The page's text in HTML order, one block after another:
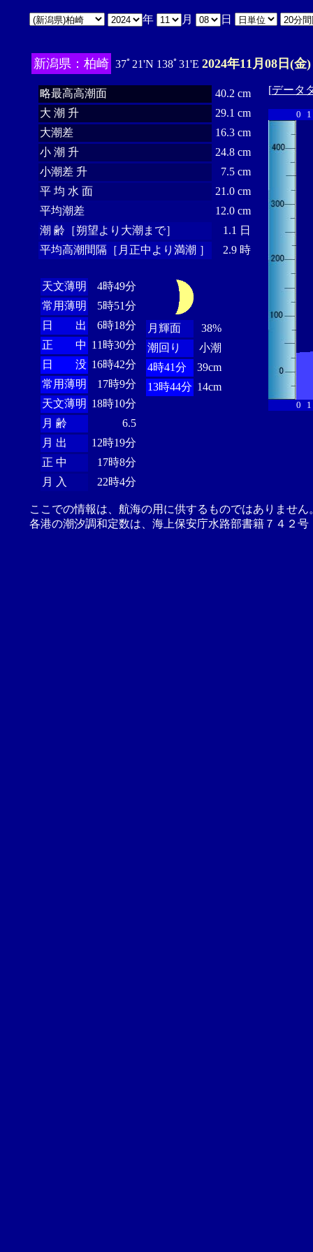
年 月 日
新潟県：柏崎 37ﾟ21'N 138ﾟ31'E 2024年11月08日(金)
略最高高潮面
40.2 cm
大 潮 升
29.1 cm
大潮差
16.3 cm
小 潮 升
24.8 cm
小潮差 升
7.5 cm
平 均 水 面
21.0 cm
平均潮差
12.0 cm
潮 齢［朔望より大潮まで］
1.1 日
平均高潮間隔［月正中より満潮 ］
2.9 時
天文薄明
4時49分
常用薄明
5時51分
日 出
6時18分
正 中 11時30分
日 没 16時42分
常用薄明
17時9分
天文薄明 18時10分
月 齢
6.5
月 出
12時19分
正 中
17時8分
月 入
22時4分
月輝面
38%
潮回り
小潮
4時41分
39cm
13時44分 14cm
[データ
0 1
0 1
ここでの情報は、航海の用に供するものではありませ
各港の潮汐調和定数は、海上保安庁水路部書籍７４２